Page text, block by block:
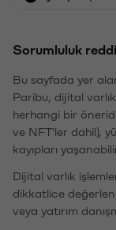
Sorumluluk reddi
Bu sayfada yer
Paribu, dijital
herhangi bir
ve NFT'ler dahil),
kayıpları
Dijital varlık
dikkatlice
veya yatırım